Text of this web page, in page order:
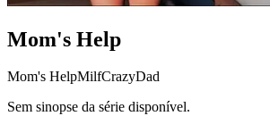
Mom's Help
Mom's HelpMilfCrazyDad
Sem sinopse da série disponível.